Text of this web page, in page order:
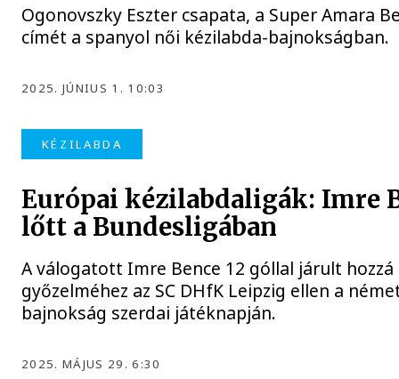
Ogonovszky Eszter csapata, a Super Amara
címét a spanyol női kézilabda-bajnokságban.
2025. JÚNIUS 1. 10:03
KÉZILABDA
Európai kézilabdaligák: Imre
lőtt a Bundesligában
A válogatott Imre Bence 12 góllal járult hozzá
győzelméhez az SC DHfK Leipzig ellen a
bajnokság szerdai játéknapján.
2025. MÁJUS 29. 6:30